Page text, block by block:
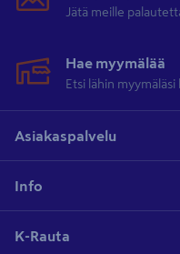
Jätä meille
Hae myymälää
Etsi lähin
Asiakaspalvelu
Info
K-Rauta